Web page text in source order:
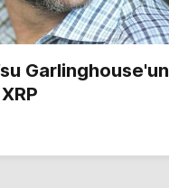
Garlinghouse'un